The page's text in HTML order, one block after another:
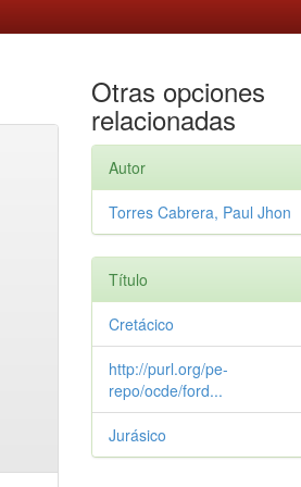
Otras opciones
relacionadas
Autor
Torres Cabrera, Paul Jhon
Título
Cretácico
http://purl.org/pe-
repo/ocde/ford...
Jurásico